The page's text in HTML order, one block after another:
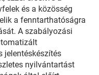
és a közösség
a fenntarthatóságra
A szabályozási
jelentéskészítés
nyilvántartást